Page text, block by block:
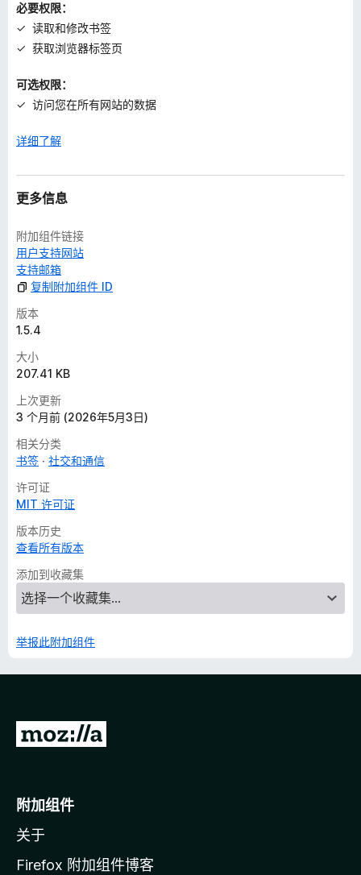
必要权限：
读取和修改书签
获取浏览器标签页
可选权限：
访问您在所有网站的数据
详细了解
更多信息
附加组件链接
用户支持网站
支持邮箱
复制附加组件 ID
版本
1.5.4
大小
207.41 KB
上次更新
3 个月前 (2026年5月3日)
相关分类
书签
社交和通信
许可证
MIT 许可证
版本历史
查看所有版本
添加到收藏集
举报此附加组件
转
o
i
l
附加组件
关于
Firefox 附加组件博客